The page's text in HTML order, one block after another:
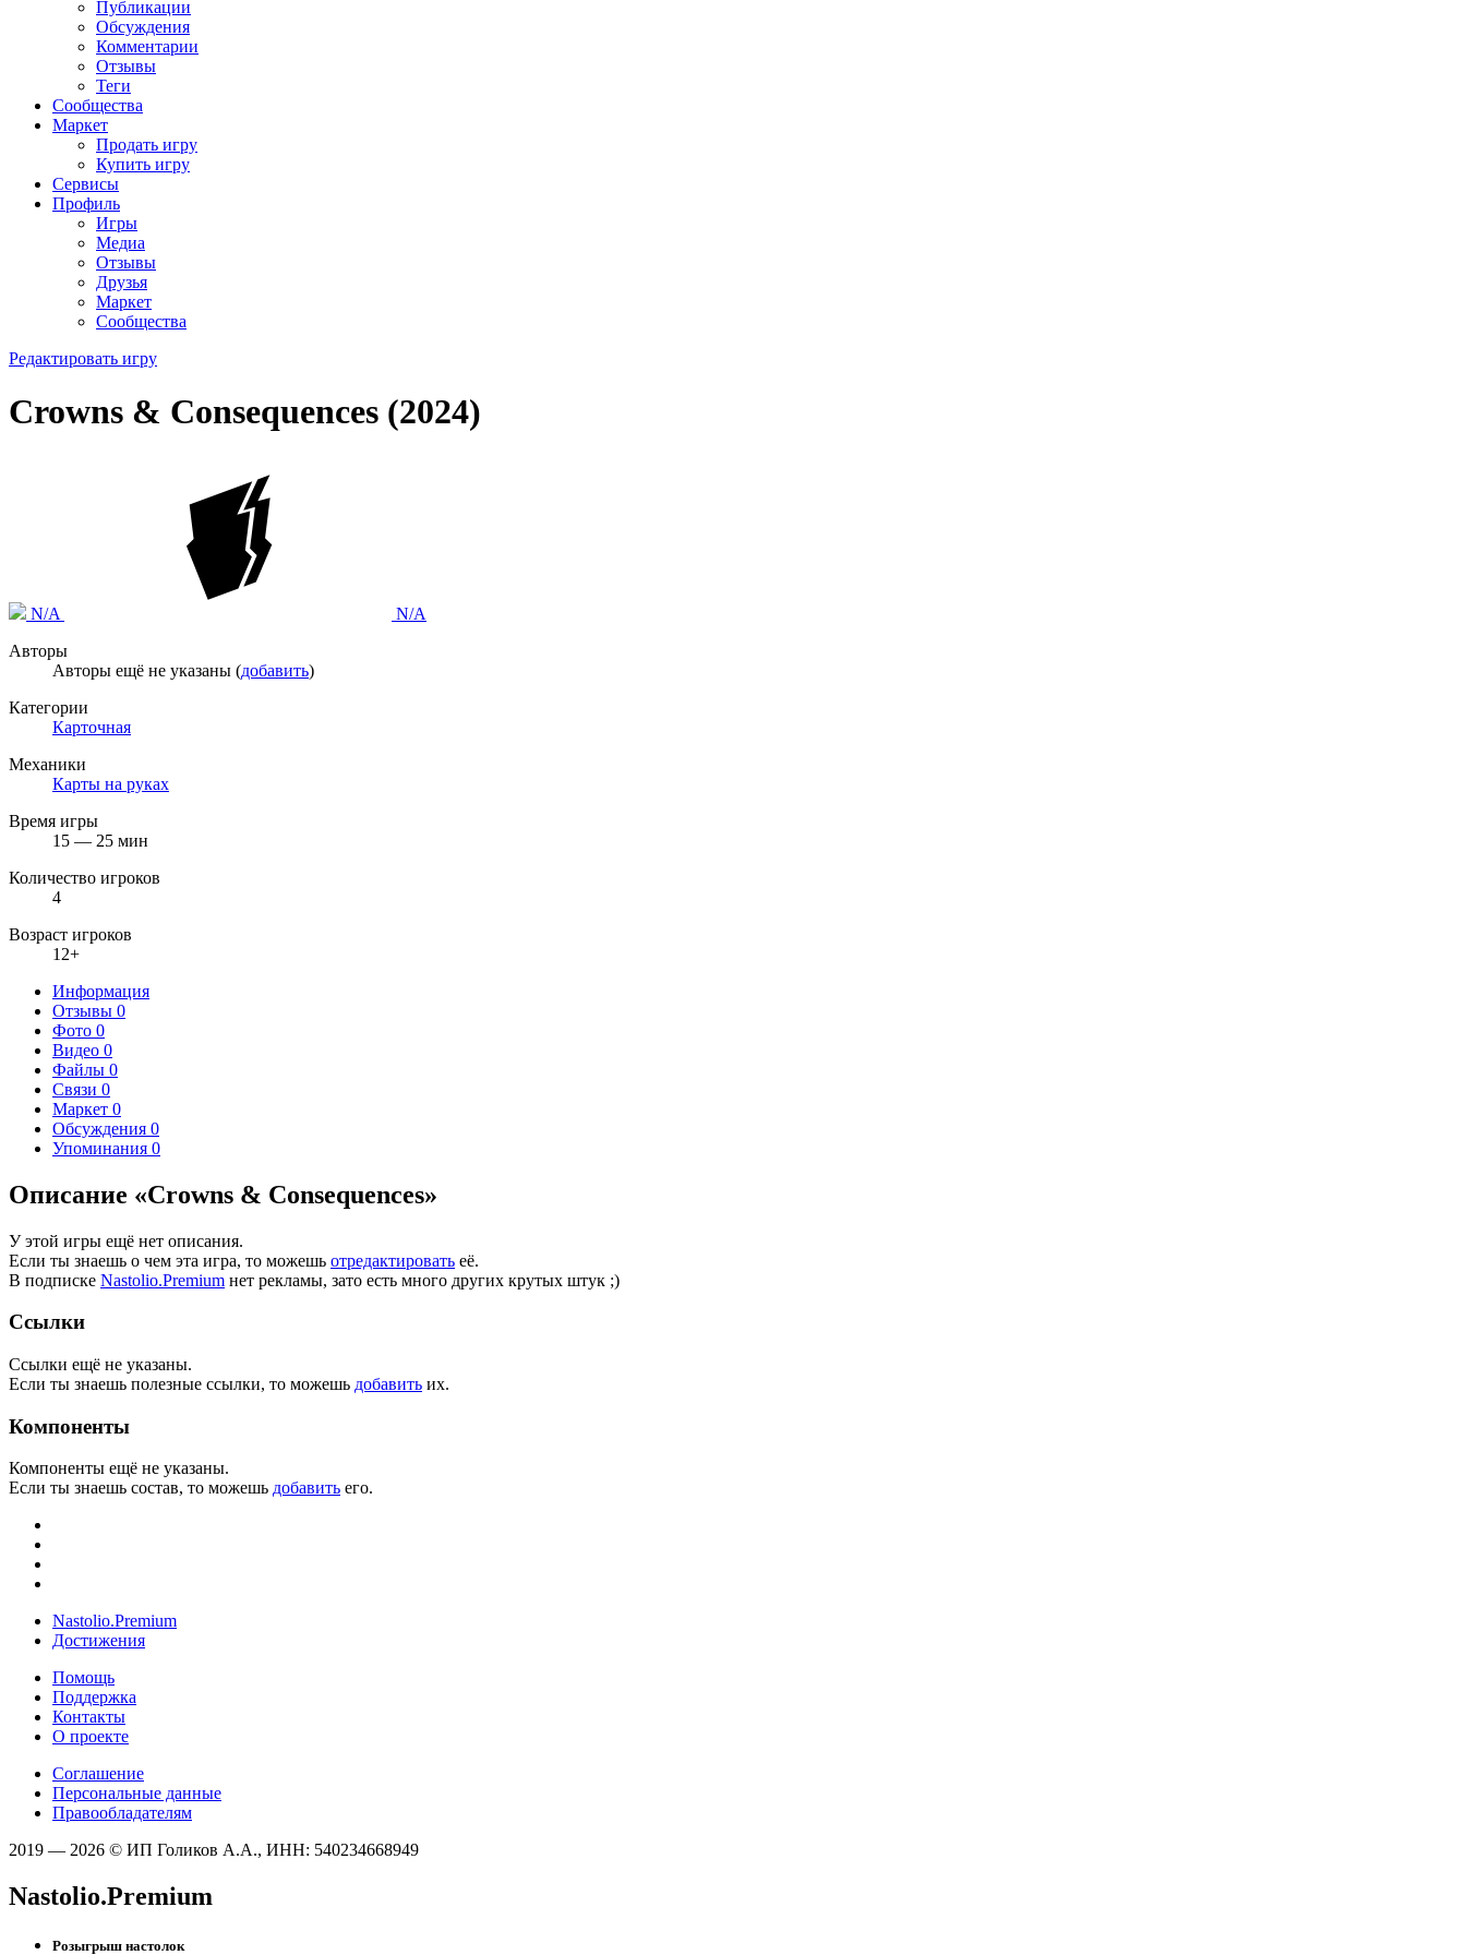
Публикации
Обсуждения
Комментарии
Отзывы
Теги
Сообщества
Маркет
Продать игру
Купить игру
Сервисы
Профиль
Игры
Медиа
Отзывы
Друзья
Маркет
Сообщества
Редактировать игру
Crowns & Consequences (2024)
N/A
N/A
Авторы
Авторы ещё не указаны (добавить)
Категории
Карточная
Механики
Карты на руках
Время игры
15 — 25 мин
Количество игроков
4
Возраст игроков
12+
Информация
Отзывы 0
Фото 0
Видео 0
Файлы 0
Связи 0
Маркет 0
Обсуждения 0
Упоминания 0
Описание «Crowns & Consequences»
У этой игры ещё нет описания.
Если ты знаешь о чем эта игра, то можешь отредактировать её.
В подписке Nastolio.Premium нет рекламы, зато есть много других крутых штук ;)
Ссылки
Ссылки ещё не указаны.
Если ты знаешь полезные ссылки, то можешь добавить их.
Компоненты
Компоненты ещё не указаны.
Если ты знаешь состав, то можешь добавить его.
Nastolio.Premium
Достижения
Помощь
Поддержка
Контакты
О проекте
Соглашение
Персональные данные
Правообладателям
2019 — 2026 © ИП Голиков А.А., ИНН: 540234668949
Nastolio.Premium
Розыгрыш настолок